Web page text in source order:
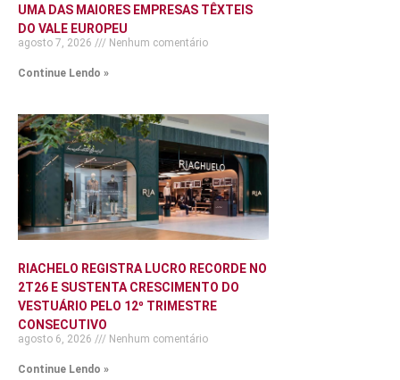
UMA DAS MAIORES EMPRESAS TÊXTEIS
DO VALE EUROPEU
agosto 7, 2026 Nenhum comentário
Continue Lendo »
RIACHELO REGISTRA LUCRO RECORDE NO
2T26 E SUSTENTA CRESCIMENTO DO
VESTUÁRIO PELO 12º TRIMESTRE
CONSECUTIVO
agosto 6, 2026 Nenhum comentário
Continue Lendo »